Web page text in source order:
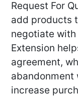
Request For
add products
negotiate
Extension
agreement,
abandonment
increase